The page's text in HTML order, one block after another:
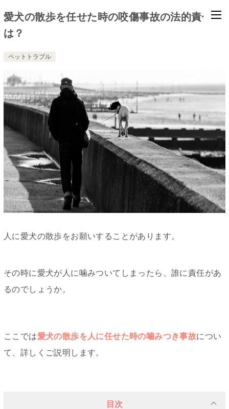
愛犬の散歩を任せた時の咬傷事故の法的責任と
は？
ペットトラブル
人に愛犬の散歩をお願いすることがあります。
その時に愛犬が人に噛みついてしまったら、誰に責任があ
るのでしょうか。
ここでは愛犬の散歩を人に任せた時の噛みつき事故につい
て、詳しくご説明します。
目次